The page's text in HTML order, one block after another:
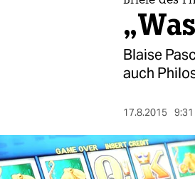
berlin
Blaise
auch
17.8.2015